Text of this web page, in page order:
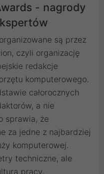
- nagrody
są przez
czyli organizację
redakcje
komputerowego.
całorocznych
a nie
sprawia, że
za jedne z najbardziej
komputerowej.
techniczne, ale
pracy,